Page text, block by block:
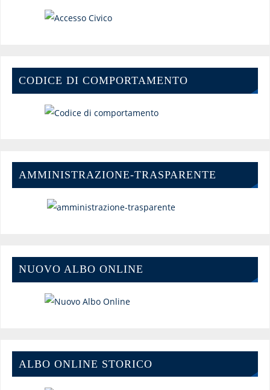
CODICE DI COMPORTAMENTO
AMMINISTRAZIONE-TRASPARENTE
NUOVO ALBO ONLINE
ALBO ONLINE STORICO